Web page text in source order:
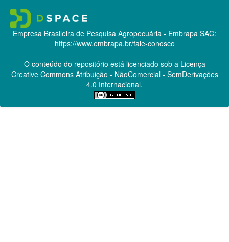
Empresa Brasileira de Pesquisa Agropecuária - Embrapa SAC:
https://www.embrapa.br/fale-conosco
O conteúdo do repositório está licenciado sob a Licença
Creative CommonsAtribuição - NãoComercial - SemDerivações
4.0 Internacional.